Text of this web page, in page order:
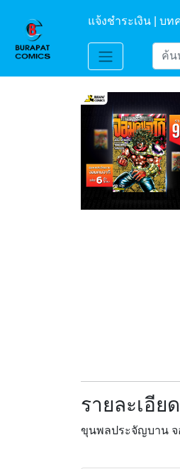
แจ้งชำระเงิน | บท
รายละเอีย
ขุนพลประจัญบาน จ